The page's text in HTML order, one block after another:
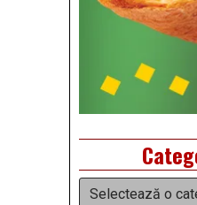
Categorii